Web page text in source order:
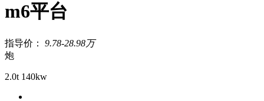
m6平台
指导价： 9.78-28.98万
炮
2.0t 140kw